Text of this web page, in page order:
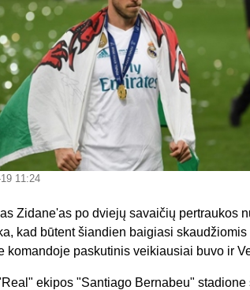
11:24
Zidane'as po dviejų savaičių pertraukos
kad būtent šiandien baigiasi
komandoje paskutinis veikiausiai buvo ir
ekipos "Santiago Bernabeu"